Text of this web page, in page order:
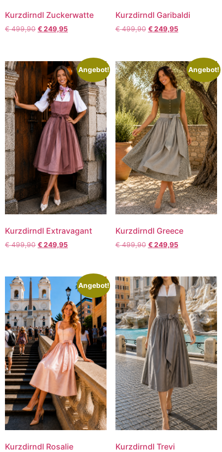
Kurzdirndl Zuckerwatte
€499,90 €249,95
Kurzdirndl Garibaldi
€499,90 €249,95
Angebot!
Kurzdirndl Extravagant
€499,90 €249,95
Angebot!
Kurzdirndl Greece
€499,90 €249,95
Angebot!
Kurzdirndl Rosalie Kurzdirndl Trevi